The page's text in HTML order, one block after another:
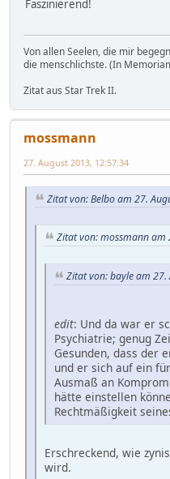
Faszinierend!
Von allen Seelen, die mir
die menschlichste. (In
Zitat aus Star Trek II.
mossmann
27. August 2013, 12:57:34
Zitat von: Belbo am 27.
Zitat von: mossmann am
Zitat von: bayle am
edit: Und da war er
Psychiatrie; genug
Gesunden, dass der
und er sich auf ein
Ausmaß an
hätte einstellen
Rechtmäßigkeit
Erschreckend, wie
wird.